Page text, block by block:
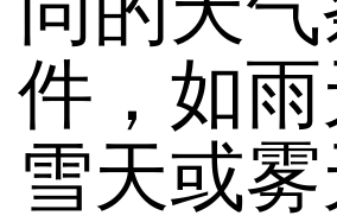
件，如雨
雪天或雾